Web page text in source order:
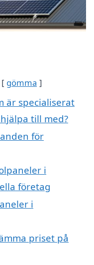
gömma
är specialiserat
till med?
för
i
företag
i
priset på